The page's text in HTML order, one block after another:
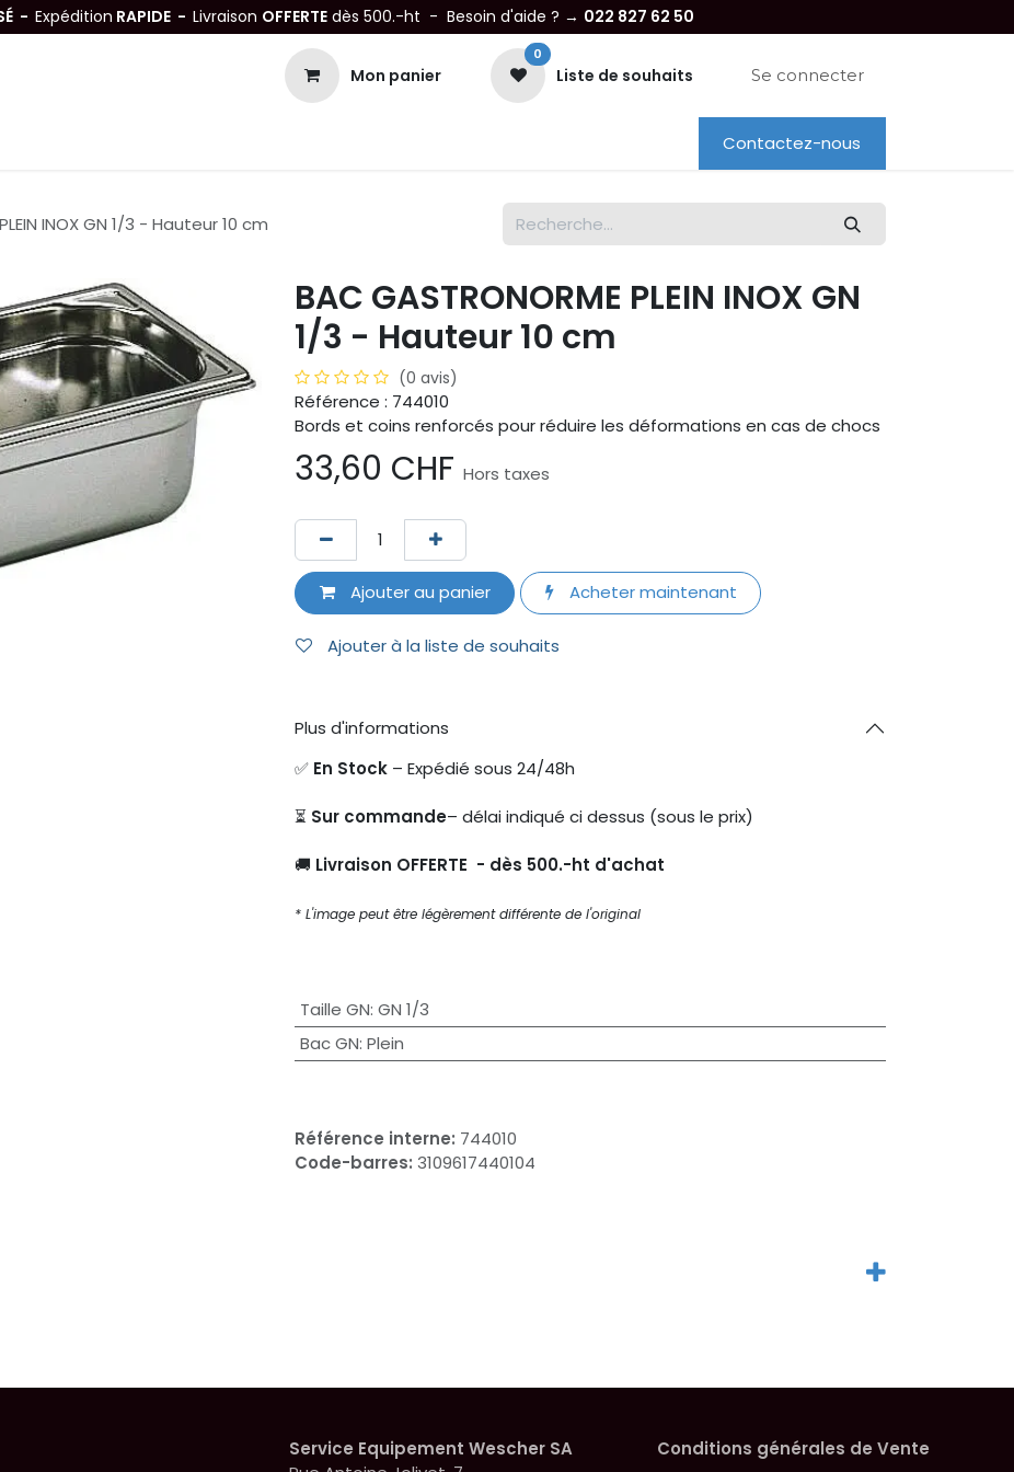
- Expédition RAPIDE - Livraison OFFERTE dès 500.-ht - Besoin d'aide ? → 022 827 62 50
Mon panier
0
Liste de souhaits Se connecter
Dépannage Location
Contactez-nous
INOX GN 1/3 - Hauteur 10 cm
BAC GASTRONORME PLEIN INOX GN
1/3 - Hauteur 10 cm
(0 avis)
Référence : 744010
Bords et coins renforcés pour réduire les déformations en cas de chocs
33,60 CHF Hors taxes
Ajouter au panier Acheter maintenant
Ajouter à la liste de souhaits
Plus d'informations
✅ En Stock – Expédié sous 24/48h
⏳ Sur commande– délai indiqué ci dessus (sous le prix)
🚚 Livraison OFFERTE - dès 500.-ht d'achat
* L'image peut être légèrement différente de l'original
Taille GN: GN 1/3
Bac GN: Plein
Référence interne: 744010
Code-barres: 3109617440104
Service Equipement Wescher SA
Conditions générales de Vente